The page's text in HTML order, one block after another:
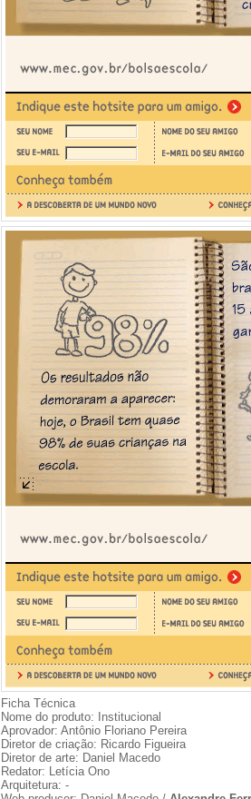
Ficha Técnica
Nome do produto: Institucional
Aprovador: Antônio Floriano Pereira
Diretor de criação: Ricardo Figueira
Diretor de arte: Daniel Macedo
Redator: Letícia Ono
Arquitetura: -